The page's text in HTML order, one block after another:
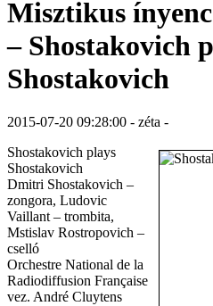
Misztikus
– Shostakovich
Shostakovich
2015-07-20 09:28:00 - zéta -
Shostakovich plays
Shostakovich
Dmitri Shostakovich –
zongora, Ludovic
Vaillant – trombita,
Mstislav Rostropovich –
cselló
Orchestre National de la
Radiodiffusion Française
vez. André Cluytens